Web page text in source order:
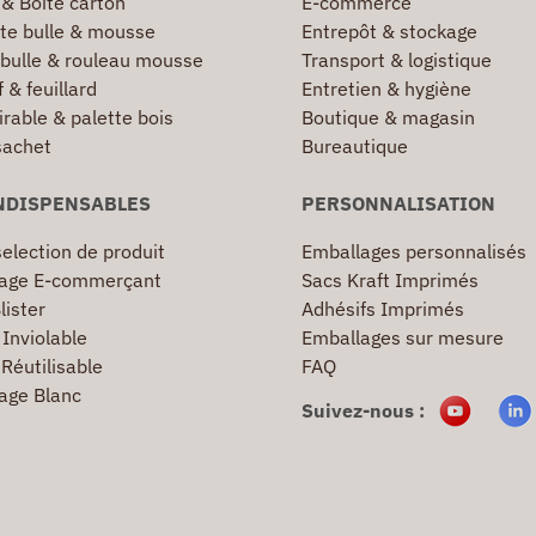
bulle & mousse
& rouleau mousse
& feuillard
& palette bois
Entrepôt & stockage
Transport & logistique
Entretien & hygiène
Boutique & magasin
Bureautique
de produit
E-commerçant
Blanc
PERSONNALISATION
Emballages personnalisés
Sacs Kraft Imprimés
Adhésifs Imprimés
Emballages sur mesure
FAQ
Suivez-nous :